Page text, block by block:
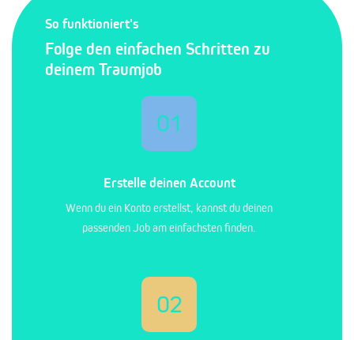
So funktioniert's
Folge den einfachen Schritten zu
deinem Traumjob
01
Erstelle deinen Account
Wenn du ein Konto erstellst, kannst du deinen
passenden Job am einfachsten finden.
02